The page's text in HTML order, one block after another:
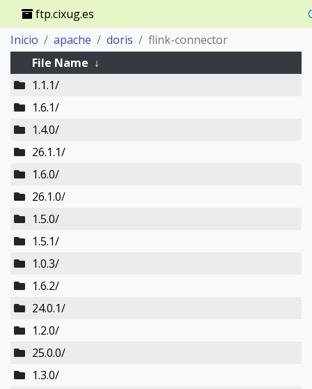
ftp.cixug.es
Inicio
apache doris
flink-connector
File Name ↓
1.1.1/
1.6.1/
1.4.0/
26.1.1/
1.6.0/
26.1.0/
1.5.0/
1.5.1/
1.0.3/
1.6.2/
24.0.1/
1.2.0/
25.0.0/
1.3.0/